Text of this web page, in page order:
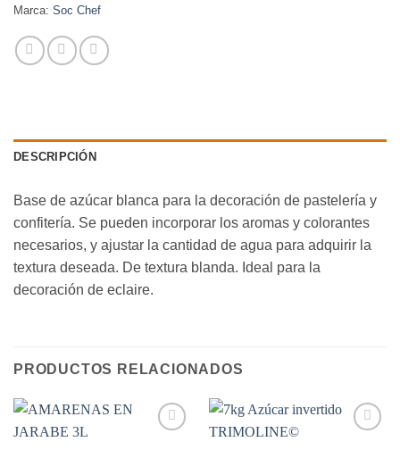
Marca: Soc Chef
DESCRIPCIÓN
Base de azúcar blanca para la decoración de pastelería y
confitería. Se pueden incorporar los aromas y colorantes
necesarios, y ajustar la cantidad de agua para adquirir la
textura deseada. De textura blanda. Ideal para la
decoración de eclaire.
PRODUCTOS RELACIONADOS